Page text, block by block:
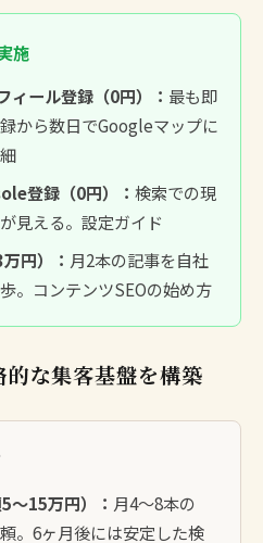
施
ール登録（0円）： 最も即
から数日でGoogleマップに
登録（0円）： 検索での現
見える。 設定ガイド
円）： 月2本の記事を自社
。 コンテンツSEOの始め方
な集客基盤を構築
〜15万円）： 月4〜8本の
。6ヶ月後には安定した検